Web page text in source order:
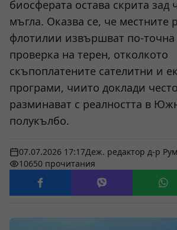
биосферата остава скрита зад
мъгла. Оказва се, че местните
флотилии извършват по-точна
проверка на терен, отколкото
скъпоплатените сателитни и
програми, чиито доклади
разминават с реалността в
полукълбо.
07.07.2026 17:17Деж. редактор д-р
10650 прочитания